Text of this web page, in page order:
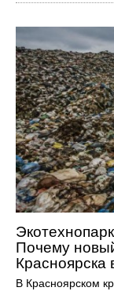
Почему
Красноярска
В Красноярском